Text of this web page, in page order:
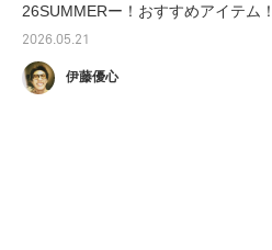
26SUMMERー！おすすめアイテム！
2026.05.21
伊藤優心